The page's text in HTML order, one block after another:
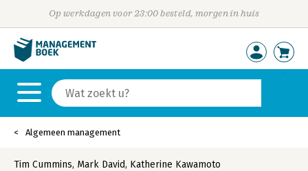
Op werkdagen voor 23:00 besteld, morgen in huis
Algemeen management
Tim Cummins, Mark David, Katherine Kawamoto